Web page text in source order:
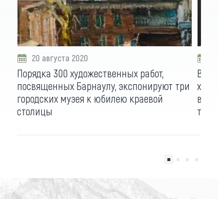
20 августа 2020
Порядка 300 художественных работ,
посвященных Барнаулу, экспонируют три
городских музея к юбилею краевой
столицы
В